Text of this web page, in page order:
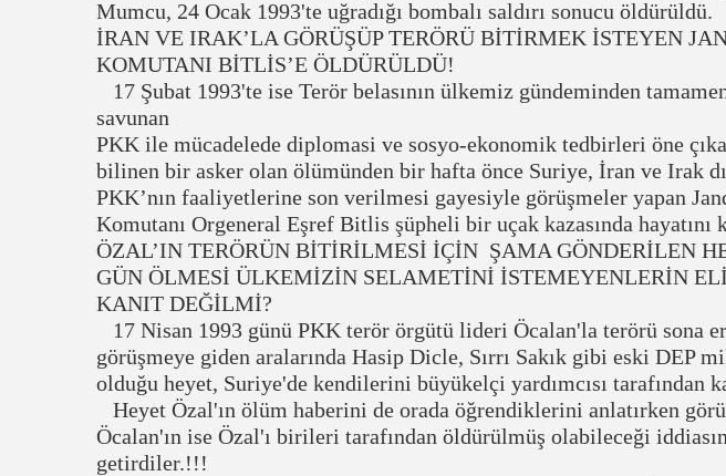
Mumcu, 24 Ocak 1993'te uğradığı bombalı saldırı sonucu öldürüldü.
İRAN VE IRAK’LA GÖRÜŞÜP TERÖRÜ BİTİRMEK İSTEYEN
KOMUTANI BİTLİS’E ÖLDÜRÜLDÜ!
17 Şubat 1993'te ise Terör belasının ülkemiz gündeminden tamamen
savunan
PKK ile mücadelede diplomasi ve sosyo-ekonomik tedbirleri öne
bilinen bir asker olan ölümünden bir hafta önce Suriye, İran ve Irak
PKK’nın faaliyetlerine son verilmesi gayesiyle görüşmeler yapan
Komutanı Orgeneral Eşref Bitlis şüpheli bir uçak kazasında hayatını
ÖZAL’IN TERÖRÜN BİTİRİLMESİ İÇİN ŞAMA GÖNDERİLEN
GÜN ÖLMESİ ÜLKEMİZİN SELAMETİNİ İSTEMEYENLERİN
KANIT DEĞİLMİ?
17 Nisan 1993 günü PKK terör örgütü lideri Öcalan'la terörü sona
görüşmeye giden aralarında Hasip Dicle, Sırrı Sakık gibi eski DEP
olduğu heyet, Suriye'de kendilerini büyükelçi yardımcısı tarafından
Heyet Özal'ın ölüm haberini de orada öğrendiklerini anlatırken
Öcalan'ın ise Özal'ı birileri tarafından öldürülmüş olabileceği
getirdiler.!!!